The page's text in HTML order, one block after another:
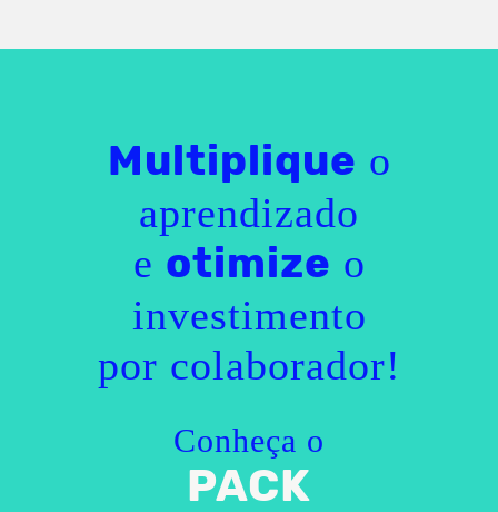
Multiplique o
aprendizado
e otimize o
investimento
por colaborador!
Conheça o
PACK